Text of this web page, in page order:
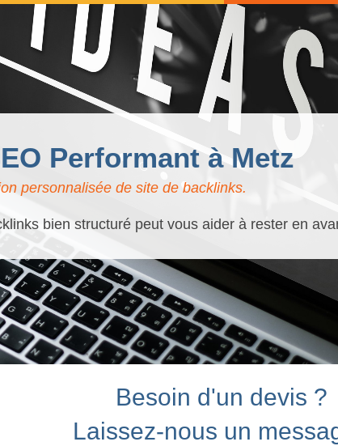
Performant à Metz
personnalisée de site de backlinks.
bien structuré peut vous aider à rester en
Besoin d'un devis ?
Laissez-nous un